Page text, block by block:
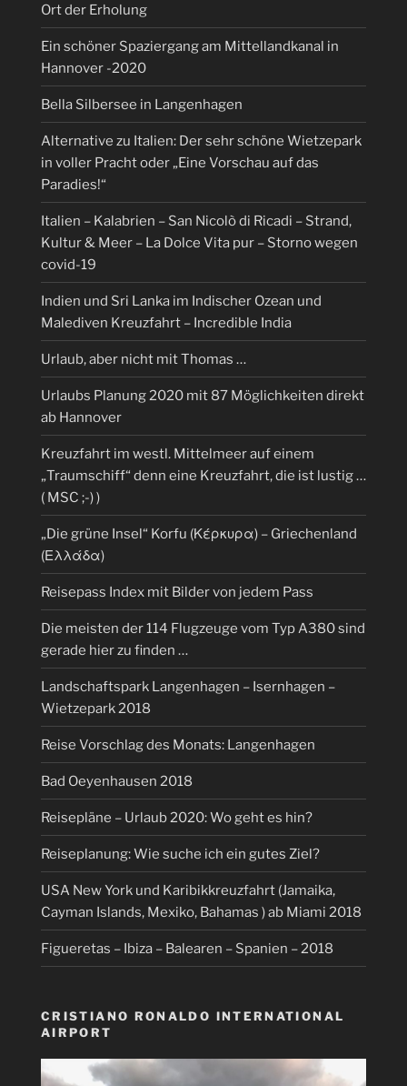
Ort der Erholung
Ein schöner Spaziergang am Mittellandkanal in
Hannover -2020
Bella Silbersee in Langenhagen
Alternative zu Italien: Der sehr schöne Wietzepark
in voller Pracht oder „Eine Vorschau auf das
Paradies!“
Italien – Kalabrien – San Nicolò di Ricadi – Strand,
Kultur & Meer – La Dolce Vita pur – Storno wegen
covid-19
Indien und Sri Lanka im Indischer Ozean und
Malediven Kreuzfahrt – Incredible India
Urlaub, aber nicht mit Thomas …
Urlaubs Planung 2020 mit 87 Möglichkeiten direkt
ab Hannover
Kreuzfahrt im westl. Mittelmeer auf einem
„Traumschiff“ denn eine Kreuzfahrt, die ist lustig …
( MSC ;-) )
„Die grüne Insel“ Korfu (Κέρκυρα) – Griechenland
(Ελλάδα)
Reisepass Index mit Bilder von jedem Pass
Die meisten der 114 Flugzeuge vom Typ A380 sind
gerade hier zu finden …
Landschaftspark Langenhagen – Isernhagen –
Wietzepark 2018
Reise Vorschlag des Monats: Langenhagen
Bad Oeyenhausen 2018
Reisepläne – Urlaub 2020: Wo geht es hin?
Reiseplanung: Wie suche ich ein gutes Ziel?
USA New York und Karibikkreuzfahrt (Jamaika,
Cayman Islands, Mexiko, Bahamas ) ab Miami 2018
Figueretas – Ibiza – Balearen – Spanien – 2018
CRISTIANO RONALDO INTERNATIONAL
AIRPORT